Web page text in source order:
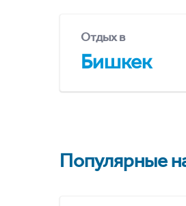
Отдых в
Бишкек
Популярные